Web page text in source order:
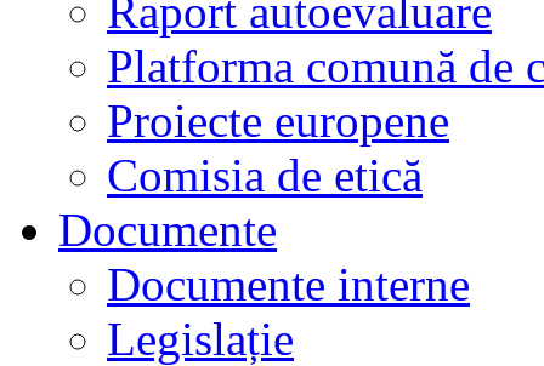
Raport autoevaluare
Platforma comună de
Proiecte europene
Comisia de etică
Documente
Documente interne
Legislație